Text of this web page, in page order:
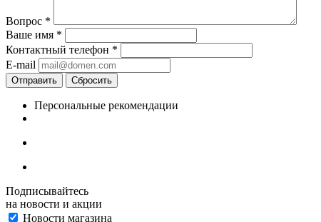
Вопрос *
Ваше имя *
Контактный телефон *
E-mail
Отправить Сбросить
Персональные рекомендации
Подписывайтесь
на новости и акции
Новости магазина